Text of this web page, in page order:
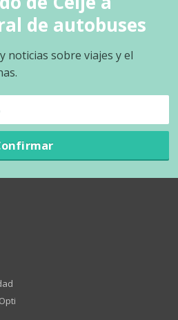
de autobuses
noticias sobre viajes y el